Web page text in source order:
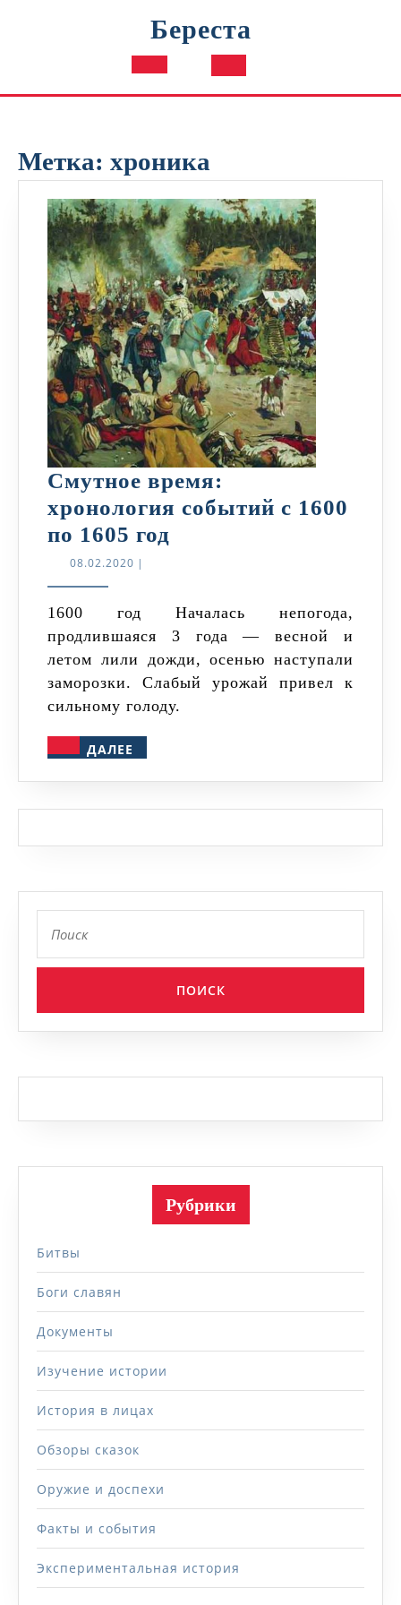
Береста
Кнопка
Метка: хроника
Смутное время:
хронология событий с 1600
по 1605 год
событий
с
1600
по
1605
08.02.2020 08.02.2020
|
1600 год Началась непогода,
продлившаяся 3 года — весной и
летом лили дожди, осенью наступали
заморозки. Слабый урожай привел к
сильному голоду.
ДАЛЕЕ
Рубрики
Битвы
Боги славян
Документы
Изучение истории
История в лицах
Обзоры сказок
Оружие и доспехи
Факты и события
Экспериментальная история